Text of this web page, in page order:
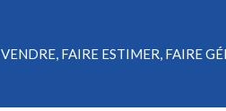
VENDRE, FAIRE ESTIMER, FAIRE